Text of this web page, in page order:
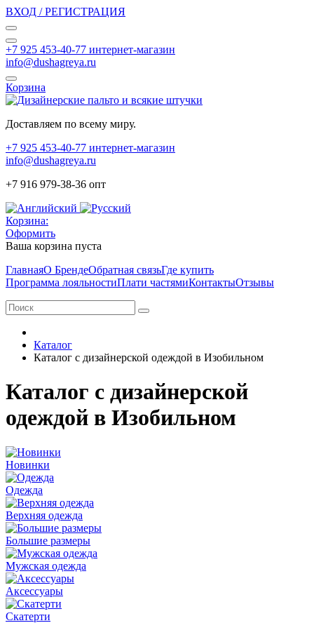
ВХОД / РЕГИСТРАЦИЯ
+7 925 453-40-77 интернет-магазин
info@dushagreya.ru
Корзина
Доставляем по всему миру.
+7 925 453-40-77 интернет-магазин
info@dushagreya.ru
+7 916 979-38-36 опт
Корзина:
Оформить
Ваша корзина пуста
ГлавнаяО БрендеОбратная связьГде купить
Программа лояльностиПлати частямиКонтактыОтзывы
Каталог
Каталог с дизайнерской одеждой в Изобильном
Каталог с дизайнерской
одеждой в Изобильном
Новинки
Одежда
Верхняя одежда
Большие размеры
Мужская одежда
Аксессуары
Скатерти